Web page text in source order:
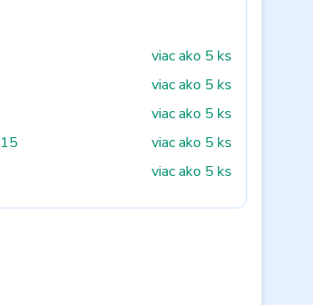
viac ako 5 ks
viac ako 5 ks
viac ako 5 ks
viac ako 5 ks
viac ako 5 ks